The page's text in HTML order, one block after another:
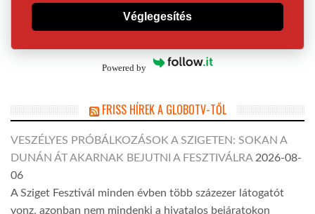
Véglegesítés
Powered by
FRISS HÍREK A GLOBOTV-TŐL
VESZÉLYES PRÓBÁLKOZÁSOK A SZIGETEN: SOKAN A
DUNÁN ÁT AKARNAK BEJUTNI A FESZTIVÁLRA 2026-08-
06
A Sziget Fesztivál minden évben több százezer látogatót
vonz, azonban nem mindenki a hivatalos bejáratokon